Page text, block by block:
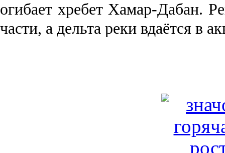
огибает хребет Хамар-Дабан.
части, а дельта реки вда­ётся в